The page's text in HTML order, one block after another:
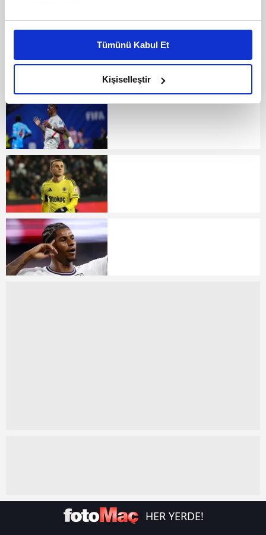
Bu çerezlere izin vermeniz halinde sizlere özel
daha iyi reklam deneyimi yaşatabiliriz. Bunu yaparken
amacımızın size daha iyi bir reklam deneyimi sunmak
olduğunu ve sizlere en iyi içerikleri sunabilmek adına
elimizden gelen çabayı gösterdiğimizi ve bu noktada,
reklamların maliyetlerimizi karşılamak noktasında tek gelir
kalemimiz olduğunu sizlere hatırlatmak isteriz.
Her halükârda, kullanıcılar, bu çerezlere izin vermedikleri
takdirde, kullanıcılara hedefli reklamlar
gösterilmeyecektir."
Sizlere daha iyi bir hizmet sunabilmek için İnternet
Sitemizde kendimize ve üçüncü kişilere ait çerezler
kullanılmaktadır. Bu çerezler vasıtasıyla çeşitli kişisel
verileriniz işlenmekte olup gerekli olan çerezler bilgi
toplumu hizmetlerinin sunulması amacıyla
kullanılmaktadır. Diğer çerezler, sitemizin daha işlevsel
Tümünü Kabul Et
Kişiselleştir
HER YERDE!